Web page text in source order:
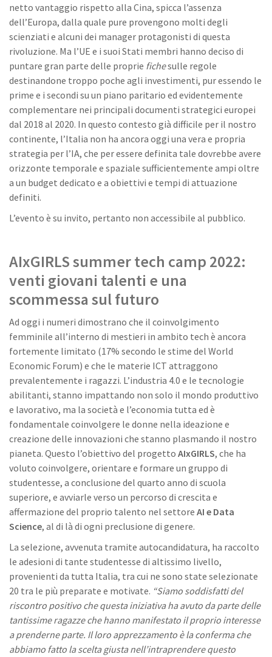
netto vantaggio rispetto alla Cina, spicca l’assenza
dell’Europa, dalla quale pure provengono molti degli
scienziati e alcuni dei manager protagonisti di questa
rivoluzione. Ma l’UE e i suoi Stati membri hanno deciso di
puntare gran parte delle proprie fichesulle regole
destinandone troppo poche agli investimenti, pur essendo le
prime e i secondi su un piano paritario ed evidentemente
complementare nei principali documenti strategici europei
dal 2018 al 2020. In questo contesto già difficile per il nostro
continente, l’Italia non ha ancora oggi una vera e propria
strategia per l’IA, che per essere definita tale dovrebbe avere
orizzonte temporale e spaziale sufficientemente ampi oltre
a un budget dedicato e a obiettivi e tempi di attuazione
definiti.
L’evento è su invito, pertanto non accessibile al pubblico.
AIxGIRLS summer tech camp 2022:
venti giovani talenti e una
scommessa sul futuro
Ad oggi i numeri dimostrano che il coinvolgimento
femminile all’interno di mestieri in ambito tech è ancora
fortemente limitato (17% secondo le stime del World
Economic Forum) e che le materie ICT attraggono
prevalentemente i ragazzi. L’industria 4.0 e le tecnologie
abilitanti, stanno impattando non solo il mondo produttivo
e lavorativo, ma la società e l’economia tutta ed è
fondamentale coinvolgere le donne nella ideazione e
creazione delle innovazioni che stanno plasmando il nostro
pianeta. Questo l’obiettivo del progetto AIxGIRLS, che ha
voluto coinvolgere, orientare e formare un gruppo di
studentesse, a conclusione del quarto anno di scuola
superiore, e avviarle verso un percorso di crescita e
affermazione del proprio talento nel settore AI e Data
Science, al di là di ogni preclusione di genere.
La selezione, avvenuta tramite autocandidatura, ha raccolto
le adesioni di tante studentesse di altissimo livello,
provenienti da tutta Italia, tra cui ne sono state selezionate
20 tra le più preparate e motivate. “Siamo soddisfatti del
riscontro positivo che questa iniziativa ha avuto da parte delle
tantissime ragazze che hanno manifestato il proprio interesse
a prenderne parte. Il loro apprezzamento è la conferma che
abbiamo fatto la scelta giusta nell’intraprendere questo